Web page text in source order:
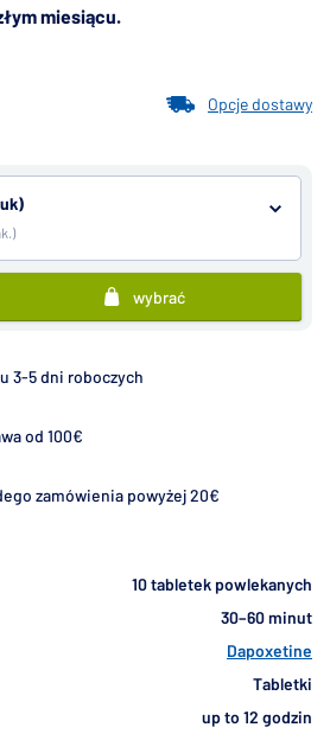
miesiącu.
Opcje dostawy
wybrać
3-5 dni roboczych
od 100€
zamówienia powyżej 20€
10 tabletek powlekanych
30–60 minut
Dapoxetine
Tabletki
up to 12 godzin